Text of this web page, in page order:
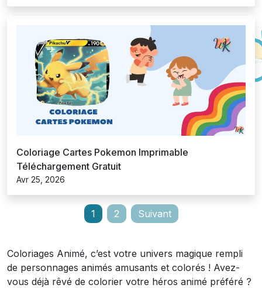
Coloriage Cartes Pokemon Imprimable
Téléchargement Gratuit
Avr 25, 2026
Pagination
publications
1 2 Suivant
Coloriages Animé, c’est votre univers magique rempli
de personnages animés amusants et colorés ! Avez-
vous déjà rêvé de colorier votre héros animé préféré ?